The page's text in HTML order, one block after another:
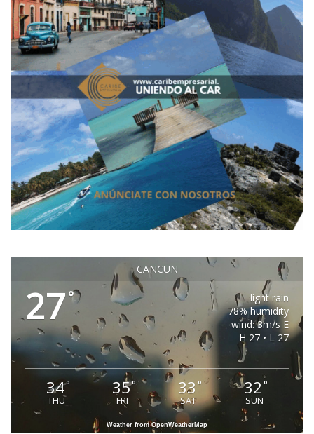
CANCUN
27°
light rain
78% humidity
wind: 3m/s E
H 27 • L 27
34°
THU
35°
FRI
33 °
SAT
32°
SUN
Weather from OpenWeatherMap